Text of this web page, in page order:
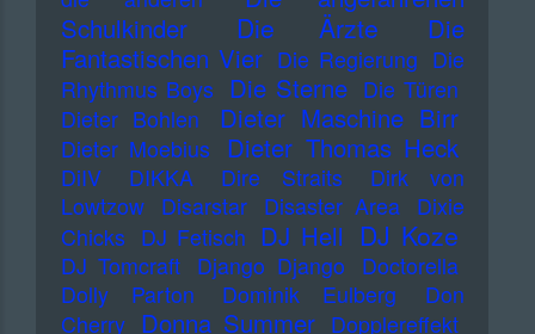
Schulkinder
Die Ärzte
Die
Fantastischen Vier Die Regierung Die
Rhythmus Boys Die Sterne Die Türen
Dieter Bohlen
Dieter Maschine Birr
Dieter Moebius Dieter Thomas Heck
DiIV DIKKA Dire Straits
Dirk von
Lowtzow
Disarstar Disaster Area
Dixie
Chicks DJ Fetisch DJ Hell DJ Koze
DJ Tomcraft Django Django
Doctorella
Dolly Parton
Dominik Eulberg
Don
Cherry Donna Summer Dopplereffekt